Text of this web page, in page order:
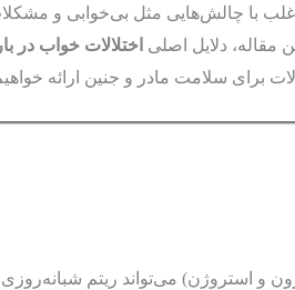
با چالش‌هایی مثل بی‌خوابی و
مقاله، دلایل اصلی اختلالات خواب در
برای سلامت مادر و جنین ارائه
و استروژن) می‌تواند ریتم